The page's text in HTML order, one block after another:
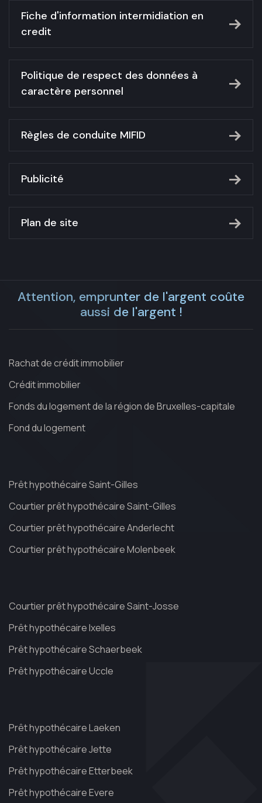
Fiche d'information intermidiation en
credit
Politique de respect des données à
caractère personnel
Règles de conduite MIFID
Publicité
Plan de site
Attention, emprunter de l'argent coûte
aussi de l'argent !
Rachat de crédit immobilier
Crédit immobilier
Fonds du logement de la région de Bruxelles-capitale
Fond du logement
Prêt hypothécaire Saint-Gilles
Courtier prêt hypothécaire Saint-Gilles
Courtier prêt hypothécaire Anderlecht
Courtier prêt hypothécaire Molenbeek
Courtier prêt hypothécaire Saint-Josse
Prêt hypothécaire Ixelles
Prêt hypothécaire Schaerbeek
Prêt hypothécaire Uccle
Prêt hypothécaire Laeken
Prêt hypothécaire Jette
Prêt hypothécaire Etterbeek
Prêt hypothécaire Evere